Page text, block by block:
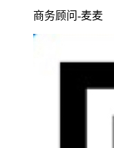
商务顾问-麦麦